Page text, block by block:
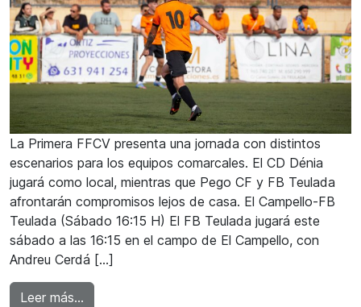
La Primera FFCV presenta una jornada con distintos
escenarios para los equipos comarcales. El CD Dénia
jugará como local, mientras que Pego CF y FB Teulada
afrontarán compromisos lejos de casa. El Campello-FB
Teulada (Sábado 16:15 H) El FB Teulada jugará este
sábado a las 16:15 en el campo de El Campello, con
Andreu Cerdá […]
Leer más…